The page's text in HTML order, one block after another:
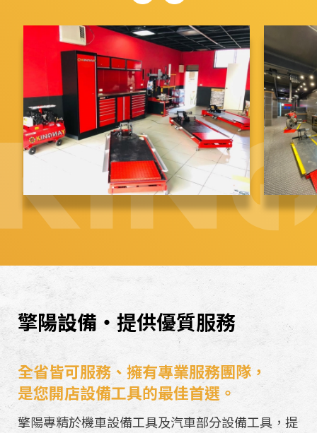
車
部
分
設
備
工
具
，
提
供
開
店
擎陽設備‧提供優質服務
全省皆可服務、擁有專業服務團隊，
是您開店設備工具的最佳首選。
擎陽專精於機車設備工具及汽車部分設備工具，提